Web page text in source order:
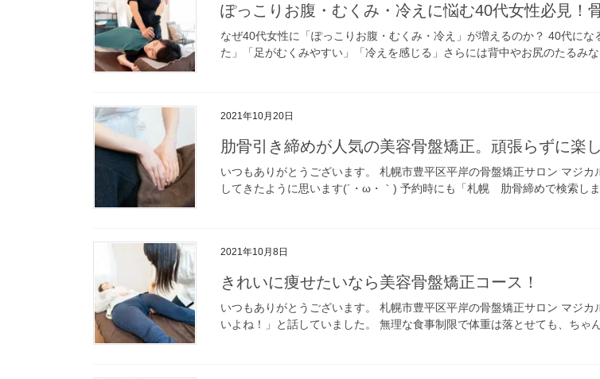
ぽっこりお腹・むくみ・冷えに悩む40代女性必見！
なぜ40代女性に「ぽっこりお腹・むくみ・冷え」が増えるのか？ 40代に
た」「足がむくみやすい」「冷えを感じる」さらには背中やお尻のたるみ
2021年10月20日
肋骨引き締めが人気の美容骨盤矯正。頑張らずに楽
いつもありがとうございます。 札幌市豊平区平岸の骨盤矯正サロン マジ
してきたように思います(´・ω・｀) 予約時にも「札幌 肋骨締めで検索し
2021年10月8日
きれいに痩せたいなら美容骨盤矯正コース！
いつもありがとうございます。 札幌市豊平区平岸の骨盤矯正サロン マジ
いよね！」と話していました。 無理な食事制限で体重は落とせても、ちゃ